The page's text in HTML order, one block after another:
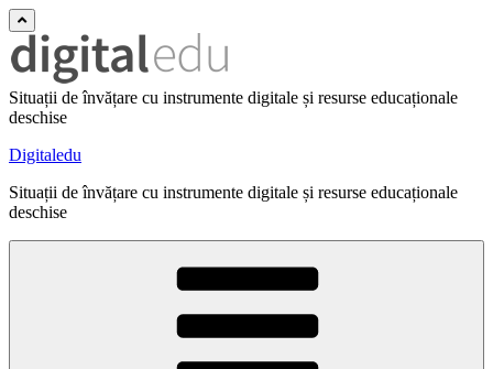
Situații de învățare cu instrumente digitale și resurse educaționale
deschise
Digitaledu
Situații de învățare cu instrumente digitale și resurse educaționale
deschise